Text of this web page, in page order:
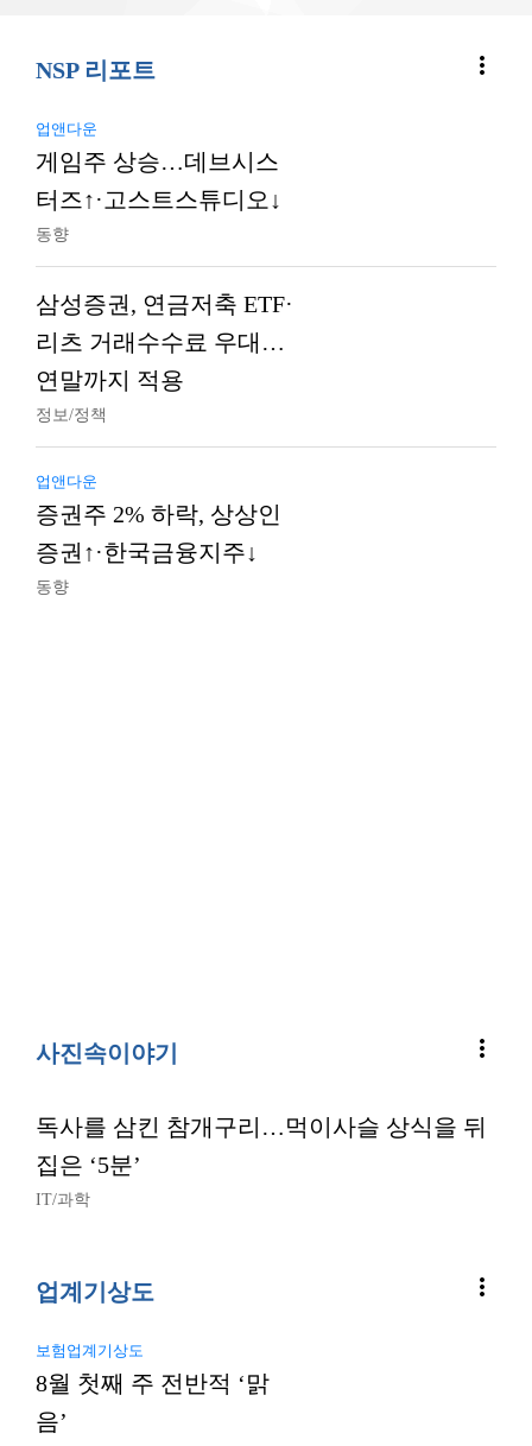
NSP 리포트 more_vert
업앤다운
게임주 상승…데브시스
터즈↑·고스트스튜디오↓
동향
삼성증권, 연금저축 ETF·
리츠 거래수수료 우대…
연말까지 적용
정보/정책
업앤다운
증권주 2% 하락, 상상인
증권↑·한국금융지주↓
동향
사진속이야기 more_vert
독사를 삼킨 참개구리…먹이사슬 상식을 뒤
집은 ‘5분’
IT/과학
업계기상도 more_vert
보험업계기상도
8월 첫째 주 전반적 ‘맑
음’